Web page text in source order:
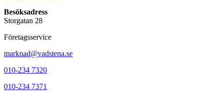
Besöksadress
Storgatan 28
Företagsservice
marknad@vadstena.se
010-234 7320
010-234 7371